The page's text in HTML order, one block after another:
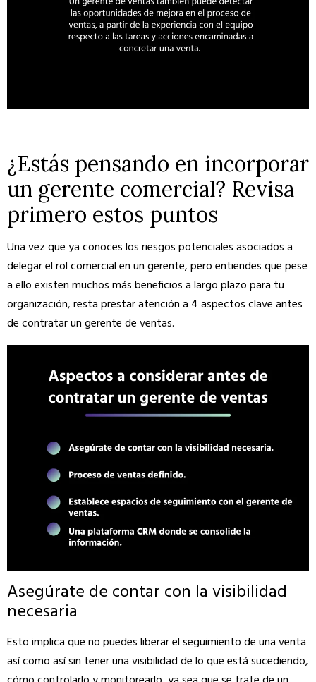
¿Estás pensando en incorporar
un gerente comercial? Revisa
primero estos puntos
Una vez que ya conoces los riesgos potenciales asociados a
delegar el rol comercial en un gerente, pero entiendes que pese
a ello existen muchos más beneficios a largo plazo para tu
organización, resta prestar atención a 4 aspectos clave antes
de contratar un gerente de ventas.
Asegúrate de contar con la visibilidad
necesaria
Esto implica que no puedes liberar el seguimiento de una venta
así como así sin tener una visibilidad de lo que está sucediendo,